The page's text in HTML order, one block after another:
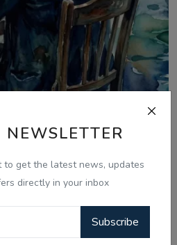
to get the latest news, updates
directly in your inbox
Subscribe